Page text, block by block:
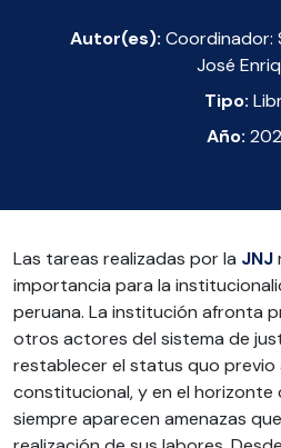
Autor(es): Coordinador:
José
Tipo:
Año:
Las tareas realizadas por la JNJ
importancia para la
peruana. La institución afronta
otros actores del sistema de
restablecer el status quo previo
constitucional, y en el horizonte
siempre aparecen amenazas